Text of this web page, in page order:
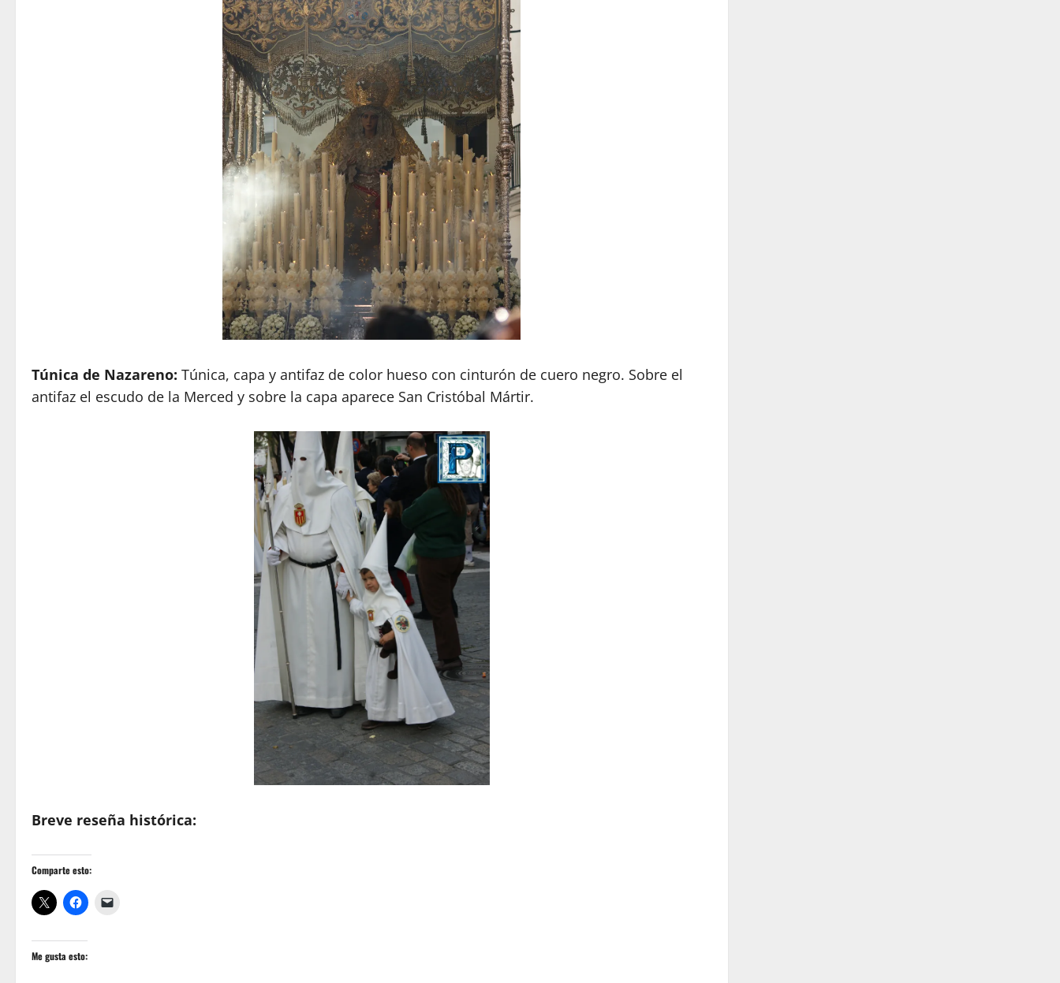
Túnica de Nazareno: Túnica, capa y antifaz de color hueso con cinturón de cuero negro. Sobre el
antifaz el escudo de la Merced y sobre la capa aparece San Cristóbal Mártir.
Breve reseña histórica:
Comparte esto:
Me gusta esto: